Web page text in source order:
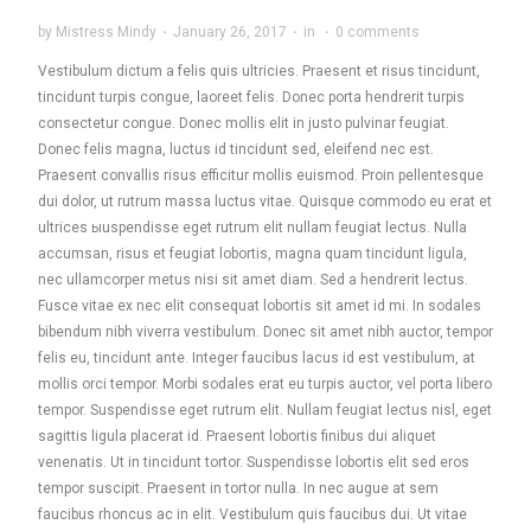
by Mistress Mindy · January 26, 2017 · in · 0 comments
Vestibulum dictum a felis quis ultricies. Praesent et risus tincidunt,
tincidunt turpis congue, laoreet felis. Donec porta hendrerit turpis
consectetur congue. Donec mollis elit in justo pulvinar feugiat.
Donec felis magna, luctus id tincidunt sed, eleifend nec est.
Praesent convallis risus efficitur mollis euismod. Proin pellentesque
dui dolor, ut rutrum massa luctus vitae. Quisque commodo eu erat et
ultrices ыuspendisse eget rutrum elit nullam feugiat lectus. Nulla
accumsan, risus et feugiat lobortis, magna quam tincidunt ligula,
nec ullamcorper metus nisi sit amet diam. Sed a hendrerit lectus.
Fusce vitae ex nec elit consequat lobortis sit amet id mi. In sodales
bibendum nibh viverra vestibulum. Donec sit amet nibh auctor, tempor
felis eu, tincidunt ante. Integer faucibus lacus id est vestibulum, at
mollis orci tempor. Morbi sodales erat eu turpis auctor, vel porta libero
tempor. Suspendisse eget rutrum elit. Nullam feugiat lectus nisl, eget
sagittis ligula placerat id. Praesent lobortis finibus dui aliquet
venenatis. Ut in tincidunt tortor. Suspendisse lobortis elit sed eros
tempor suscipit. Praesent in tortor nulla. In nec augue at sem
faucibus rhoncus ac in elit. Vestibulum quis faucibus dui. Ut vitae